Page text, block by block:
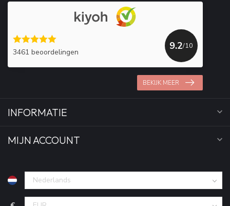
3461 beoordelingen
9.2/10
BEKIJK MEER
INFORMATIE
MIJN ACCOUNT